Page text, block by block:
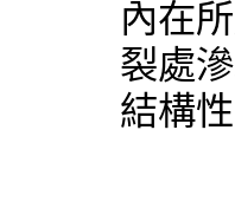
內在
裂處
結構